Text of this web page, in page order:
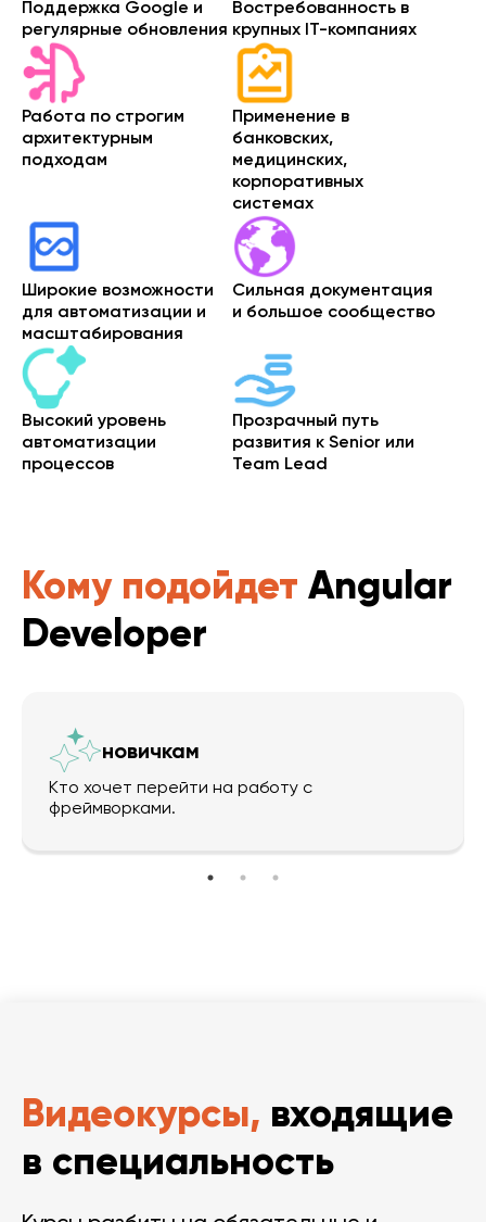
Поддержка Google и
регулярные обновления
Востребованность в
крупных IT-компаниях
Работа по строгим
архитектурным
подходам
Применение в
банковских,
медицинских,
корпоративных
системах
Широкие возможности
для автоматизации и
масштабирования
Сильная документация
и большое сообщество
Высокий уровень
автоматизации
процессов
Прозрачный путь
развития к Senior или
Team Lead
Кому подойдет Angular
Developer
новичкам
Кто хочет перейти на работу с
фреймворками.
Видеокурсы, входящие
в специальность